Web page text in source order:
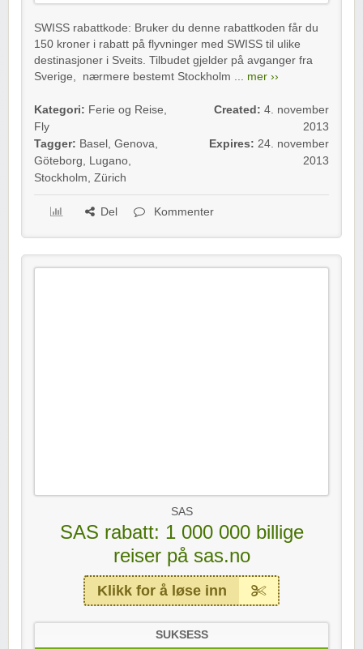
SWISS rabattkode: Bruker du denne rabattkoden får du
150 kroner i rabatt på flyvninger med SWISS til ulike
destinasjoner i Sveits. Tilbudet gjelder på avganger fra
Sverige, nærmere bestemt Stockholm ... mer ››
Kategori: Ferie og Reise,
Fly
Tagger: Basel , Genova,
Göteborg, Lugano,
Stockholm, Zürich
Created: 4. november
2013
Expires: 24. november
2013
Del Kommenter
SAS
SAS rabatt: 1 000 000 billige
reiser på sas.no
Klikk for å løse inn
SUKSESS